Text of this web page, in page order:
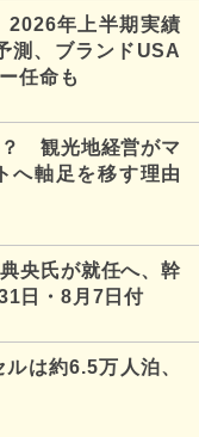
2026年上半期実績
測、ブランドUSA
任命も
？ 観光地経営がマ
へ軸足を移す理由
央氏が就任へ、幹
日・8月7日付
は約6.5万人泊、